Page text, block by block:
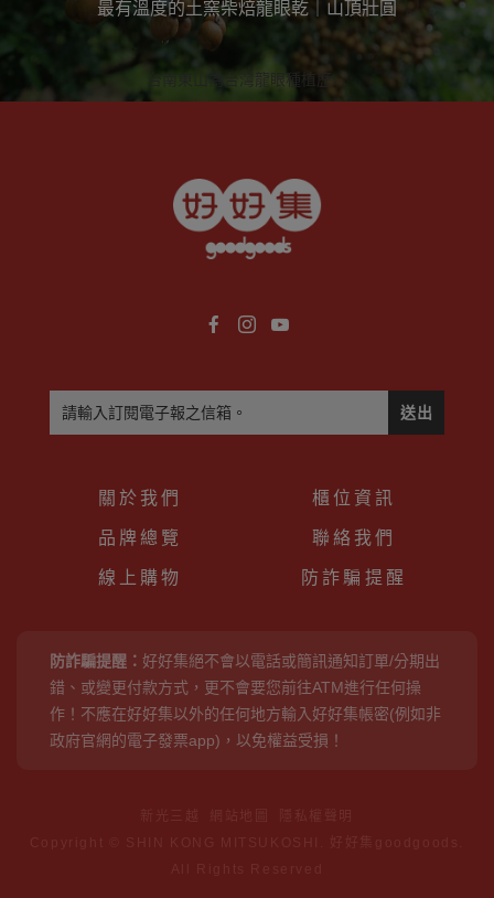
最有溫度的土窯柴焙龍眼乾｜山頂壯圓
台南東山為台灣龍眼種植歷史
最悠久的地區，一位返鄉的青
有的土窯柴燒技藝與好滋味流
傳，因而成立「山頂壯圓」。
送出
關於我們 櫃位資訊
品牌總覽 聯絡我們
線上購物 防詐騙提醒
防詐騙提醒： 好好集絕不會以電話或簡訊通知訂單/分期出
錯、或變更付款方式，更不會要您前往ATM進行任何操
作！不應在好好集以外的任何地方輸入好好集帳密(例如非
政府官網的電子發票app)，以免權益受損！